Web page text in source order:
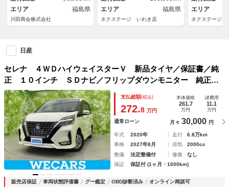
エリア
福島県
川田商会株式会社
ト
エリア
福島県
ネクステージ いわき店
エリア
ネクステージ
日産
セレナ ４ＷＤハイウェイスターＶ 新品タイヤ／保証書／純
正 １０インチ ＳＤナビ／フリップダウンモニター 純正
１０．１インチ／衝突安全装置／両側電動スライドドア／車線
逸脱防止支援システム／ヘッドランプ ＬＥＤ
支払総額(税込)
272.8 万円
本体価格
261.7
万円
諸費用
11.1
万円
通常ローン 月々 30,000 円
年式 2020年 走行
6.8万km
車検
2027年8月 排気
2000cc
整備
法定整備付 修復
なし
保証
保証付 (1ヶ月・1000km)
販売店保証 車両状態評価書 グー鑑定 OBD診断済み オンライン商談可